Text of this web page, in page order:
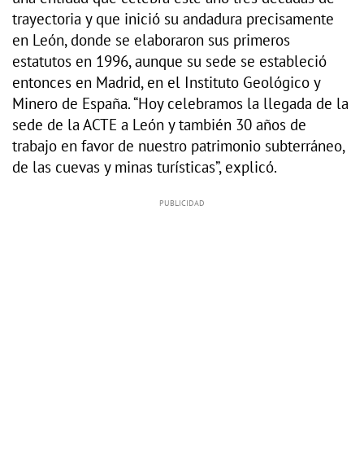
trayectoria y que inició su andadura precisamente
en León, donde se elaboraron sus primeros
estatutos en 1996, aunque su sede se estableció
entonces en Madrid, en el Instituto Geológico y
Minero de España. “Hoy celebramos la llegada de la
sede de la ACTE a León y también 30 años de
trabajo en favor de nuestro patrimonio subterráneo,
de las cuevas y minas turísticas”, explicó.